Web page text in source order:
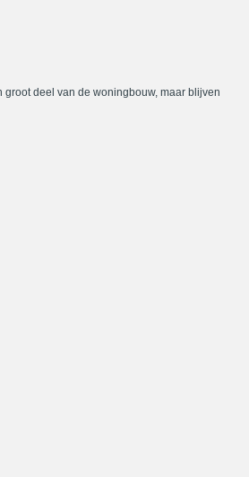
deel van de woningbouw, maar blijven